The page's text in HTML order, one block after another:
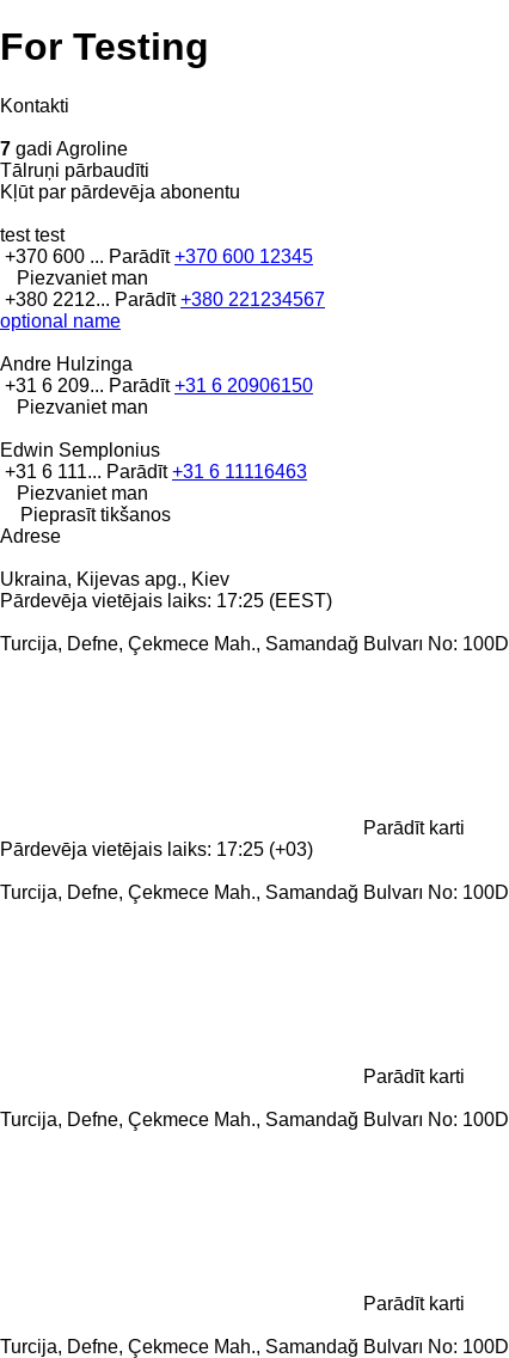
For Testing
Kontakti
7 gadi Agroline
Tālruņi pārbaudīti
Kļūt par pārdevēja abonentu
test test
+370 600 ... Parādīt+370 600 12345
Piezvaniet man
+380 2212... Parādīt+380 221234567
optional name
Andre Hulzinga
+31 6 209... Parādīt+31 6 20906150
Piezvaniet man
Edwin Semplonius
+31 6 111... Parādīt+31 6 11116463
Piezvaniet man
Pieprasīt tikšanos
Adrese
Ukraina, Kijevas apg., Kiev
Pārdevēja vietējais laiks: 17:25 (EEST)
Turcija, Defne, Çekmece Mah., Samandağ Bulvarı No: 100D
Parādīt karti
Pārdevēja vietējais laiks: 17:25 (+03)
Turcija, Defne, Çekmece Mah., Samandağ Bulvarı No: 100D
Parādīt karti
Turcija, Defne, Çekmece Mah., Samandağ Bulvarı No: 100D
Parādīt karti
Turcija, Defne, Çekmece Mah., Samandağ Bulvarı No: 100D